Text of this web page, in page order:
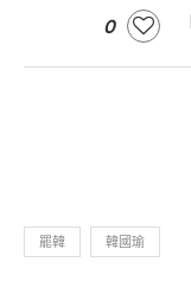
0
罷韓 韓國瑜